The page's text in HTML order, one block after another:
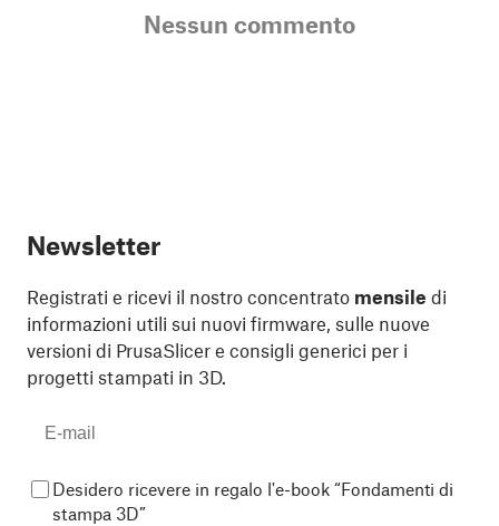
Nessun commento
Newsletter
Registrati e ricevi il nostro concentrato mensile di
informazioni utili sui nuovi firmware, sulle nuove
versioni di PrusaSlicer e consigli generici per i
progetti stampati in 3D.
Desidero ricevere in regalo l'e-book “Fondamenti di
stampa 3D”